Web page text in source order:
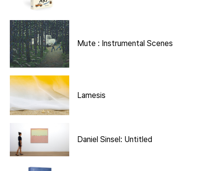
Mute : Instrumental Scenes
Lamesis
Daniel Sinsel: Untitled